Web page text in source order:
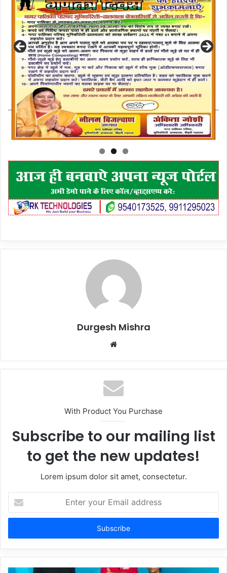
Durgesh Mishra
Website
With Product You Purchase
Subscribe to our mailing list
to get the new updates!
Lorem ipsum dolor sit amet, consectetur.
your
Email